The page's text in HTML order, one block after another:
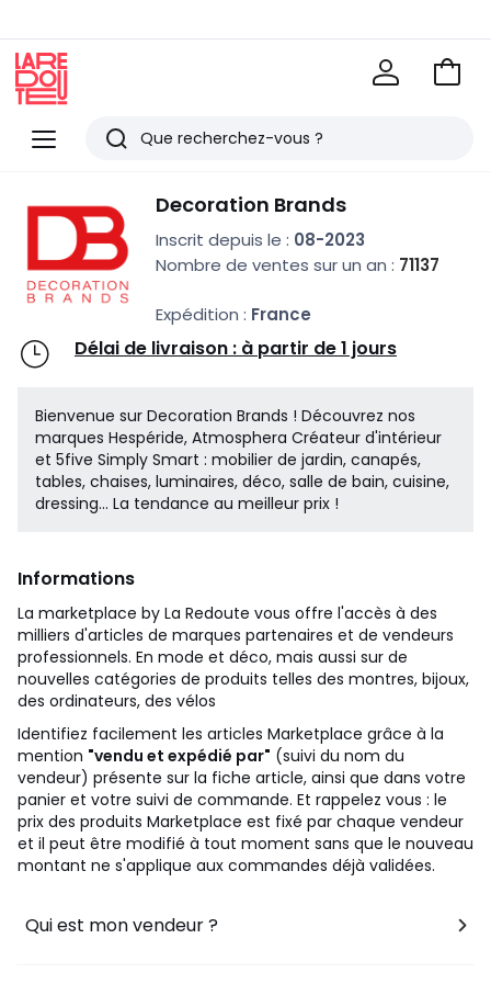
Menu
Redoute
Rechercher
articles
vus
Voir
Decoration Brands
Inscrit depuis le : 08-2023
Nombre de ventes sur un an : 71137
Expédition : France
Délai de livraison : à partir de 1 jours
Bienvenue sur Decoration Brands ! Découvrez nos
marques Hespéride, Atmosphera Créateur d'intérieur
et 5five Simply Smart : mobilier de jardin, canapés,
tables, chaises, luminaires, déco, salle de bain, cuisine,
dressing... La tendance au meilleur prix !
Informations
La marketplace by La Redoute vous offre l'accès à des
milliers d'articles de marques partenaires et de vendeurs
professionnels. En mode et déco, mais aussi sur de
nouvelles catégories de produits telles des montres, bijoux,
des ordinateurs, des vélos
Identifiez facilement les articles Marketplace grâce à la
mention "vendu et expédié par" (suivi du nom du
vendeur) présente sur la fiche article, ainsi que dans votre
panier et votre suivi de commande. Et rappelez vous : le
prix des produits Marketplace est fixé par chaque vendeur
et il peut être modifié à tout moment sans que le nouveau
montant ne s'applique aux commandes déjà validées.
Qui est mon vendeur ?